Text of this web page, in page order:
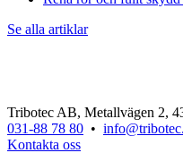
Se alla artiklar
Tribotec AB, Metallvägen 2,
031-88 78 80 •
Kontakta oss